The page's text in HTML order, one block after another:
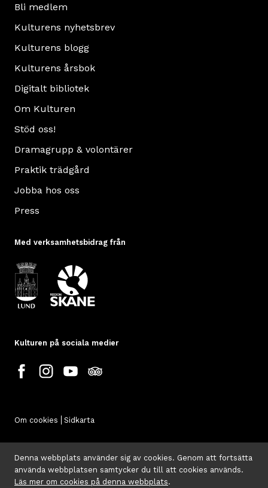
Denna webbplats använder sig av cookies. Genom att fortsätta
använda webbplatsen samtycker du till att cookies används.
Läs mer om cookies på denna webbplats.
Bli medlem
Kulturens nyhetsbrev
Kulturens blogg
Kulturens årsbok
Digitalt bibliotek
Om Kulturen
Stöd oss!
Dramagrupp & volontärer
Praktik trädgård
Jobba hos oss
Press
Med verksamhetsbidrag från
Kulturen på sociala medier
Om cookies Sidkarta